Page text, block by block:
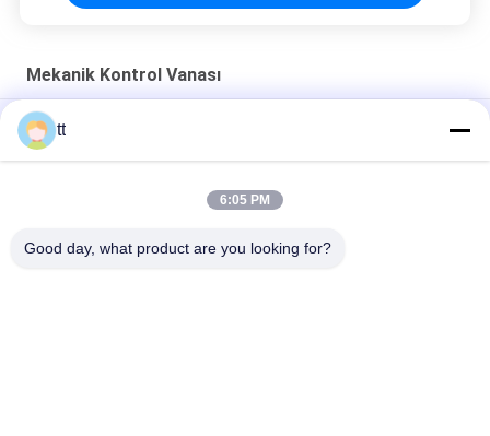
Mekanik Kontrol Vanası
Hidrolik İstasyonu / Kontrol Vanaları Sistemi, 0.5T AC Yüksek
Güç Metalurji Ekipmanları - 125T
tt
6:05 PM
Good day, what product are you looking for?